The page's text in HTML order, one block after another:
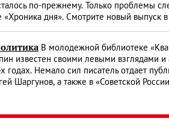
по-прежнему. Только проблемы
«Хроника дня». Смотрите новый
В молодежной библиотеке
известен своими левыми взглядами
годах. Немало сил писатель отдает
Шаргунов, а также в «Советской